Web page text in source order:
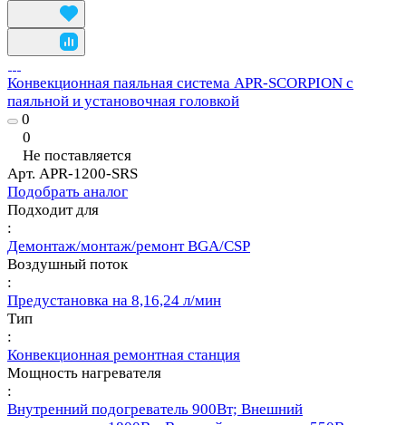
Конвекционная паяльная система APR-SCORPION с
паяльной и установочная головкой
0
0
Не поставляется
Арт. APR-1200-SRS
Подобрать аналог
Подходит для
:
Демонтаж/монтаж/ремонт BGA/CSP
Воздушный поток
:
Предустановка на 8,16,24 л/мин
Тип
:
Конвекционная ремонтная станция
Мощность нагревателя
:
Внутренний подогреватель 900Вт; Внешний